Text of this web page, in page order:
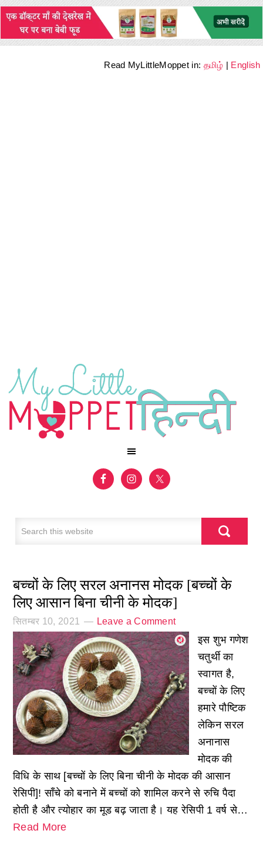
Read MyLittleMoppet in: தமிழ் | English
बच्चों के लिए सरल अनानस मोदक [बच्चों के
लिए आसान बिना चीनी के मोदक]
सितम्बर 10, 2021 Leave a Comment
इस शुभ गणेश
चतुर्थी का
स्वागत है,
बच्चों के लिए
हमारे पौष्टिक
लेकिन सरल
अनानास
मोदक की
विधि के साथ [बच्चों के लिए बिना चीनी के मोदक की आसान
रेसिपी]! साँचे को बनाने में बच्चों को शामिल करने से रुचि पैदा
होती है और त्योहार का मूड बढ़ जाता है। यह रेसिपी 1 वर्ष से…
Read More